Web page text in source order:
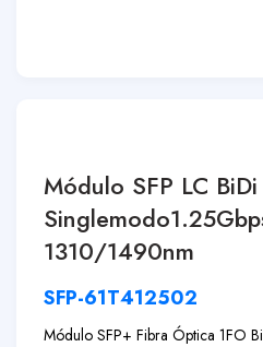
Módulo SFP LC
1310/1490nm
SFP-61T412502
Módulo SFP+ Fibra Óptica 1FO